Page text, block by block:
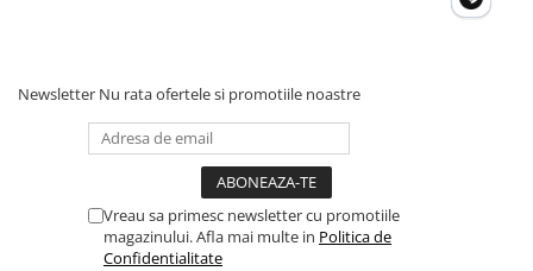
Newsletter Nu rata ofertele si promotiile noastre
Vreau sa primesc newsletter cu promotiile
magazinului. Afla mai multe in Politica de
Confidentialitate